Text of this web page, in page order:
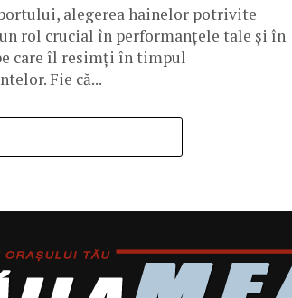
alegerea hainelor potrivite
rol crucial în performanțele tale și în
care îl resimți în timpul
Fie că...